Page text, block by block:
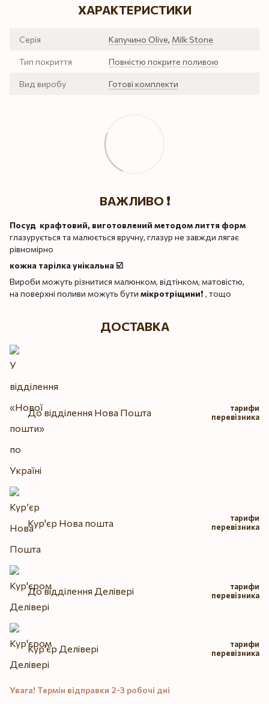
ХАРАКТЕРИСТИКИ
Серія Капучино Olive, Milk Stone
Тип покриття Повністю покрите поливою
Вид виробу Готові комплекти
ВАЖЛИВО ❗️
Посуд крафтовий, виготовлений методом лиття форм
глазурується та малюється вручну, глазур не завжди лягає
рівномірно
кожна тарілка унікальна ☑️
Вироби можуть різнитися малюнком, відтінком, матовістю,
на поверхні поливи можуть бути мікротріщини❗️ , тощо
ДОСТАВКА
До відділення Нова Пошта
тарифи
перевізника
Кур'єр Нова пошта
тарифи
перевізника
До відділення Делівері
тарифи
перевізника
Кур'єр Делівері
тарифи
перевізника
Увага! Термін відправки 2-3 робочі дні